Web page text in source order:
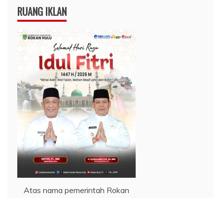
RUANG IKLAN
Atas nama pemerintah Rokan